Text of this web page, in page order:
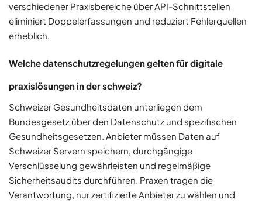
verschiedener Praxisbereiche über API-Schnittstellen
eliminiert Doppelerfassungen und reduziert Fehlerquellen
erheblich.
Welche datenschutzregelungen gelten für digitale
praxislösungen in der schweiz?
Schweizer Gesundheitsdaten unterliegen dem
Bundesgesetz über den Datenschutz und spezifischen
Gesundheitsgesetzen. Anbieter müssen Daten auf
Schweizer Servern speichern, durchgängige
Verschlüsselung gewährleisten und regelmäßige
Sicherheitsaudits durchführen. Praxen tragen die
Verantwortung, nur zertifizierte Anbieter zu wählen und